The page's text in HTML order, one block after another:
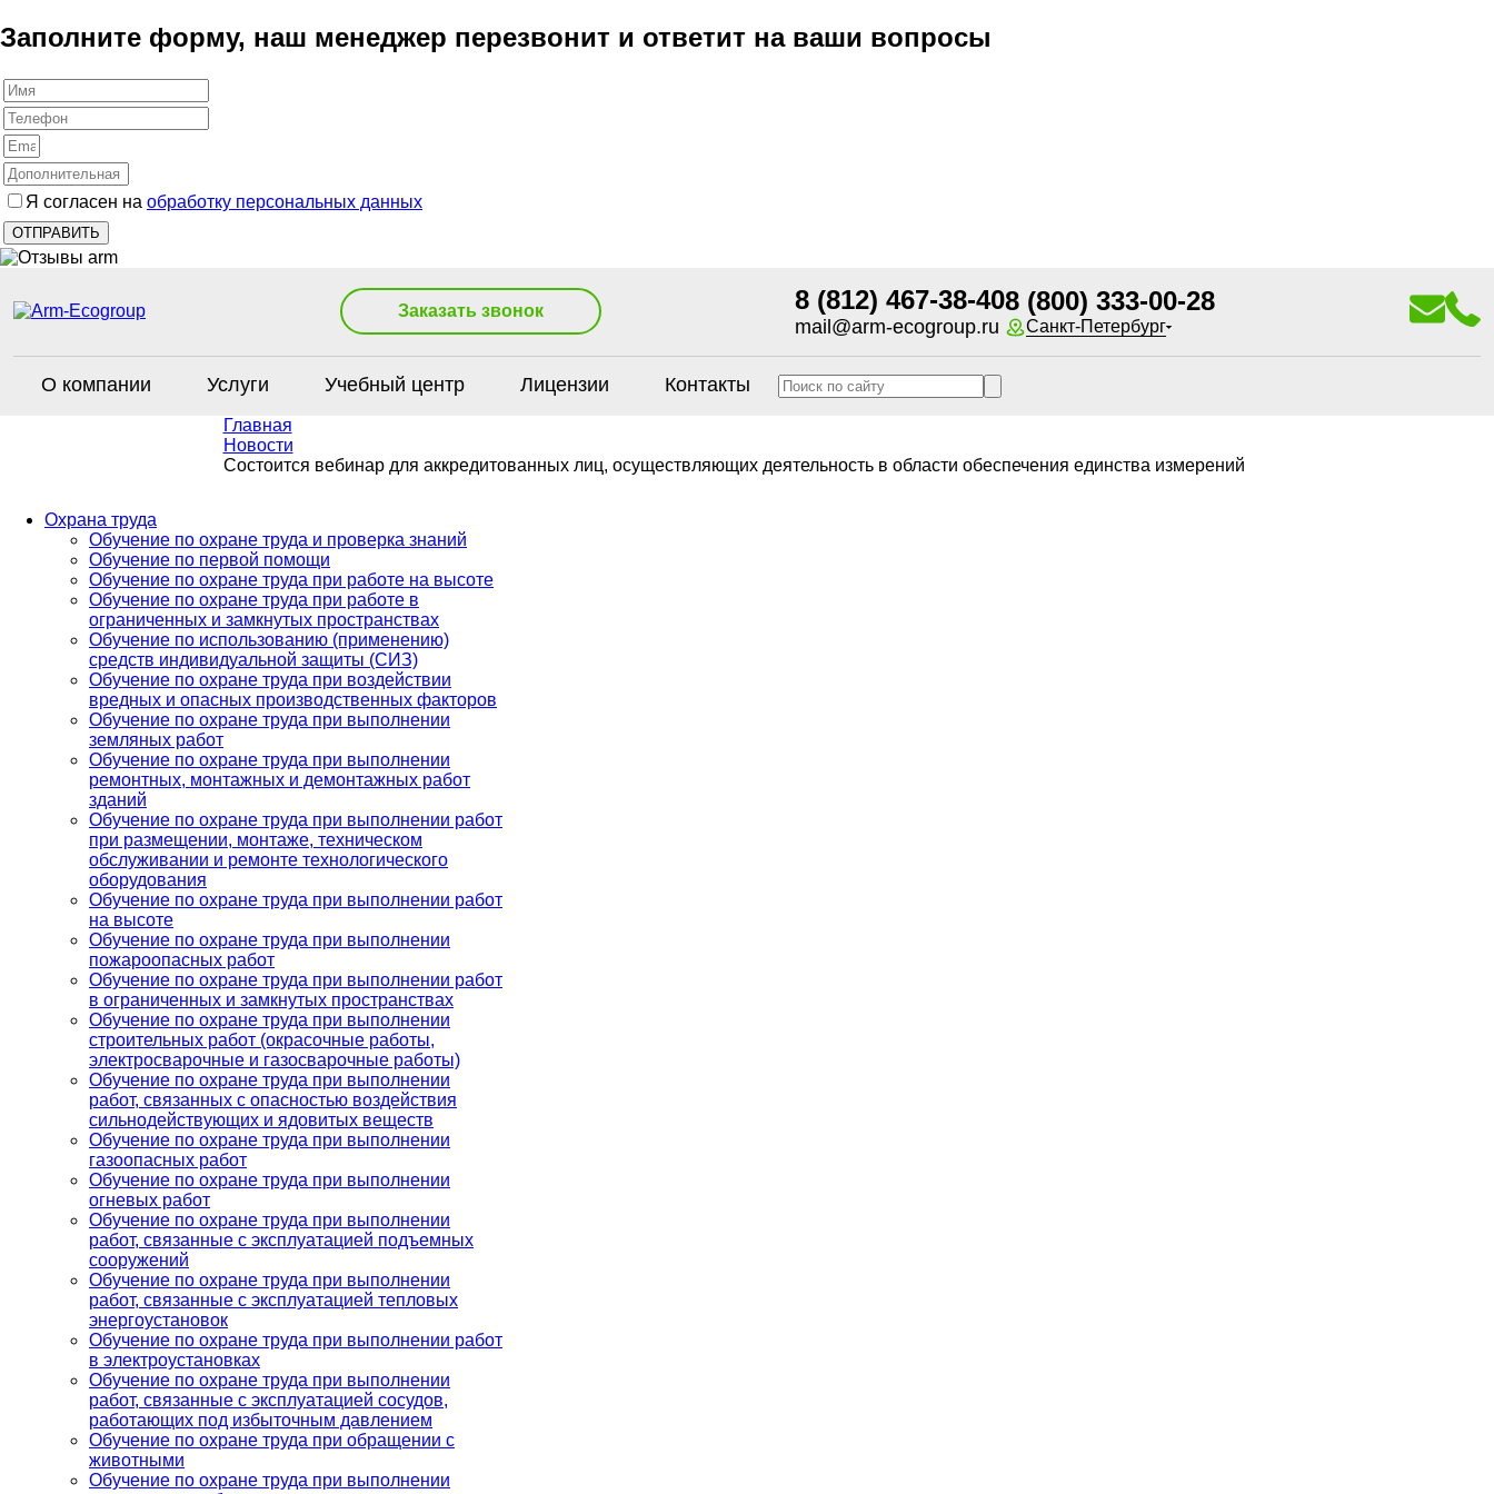
Заполните форму, наш менеджер перезвонит и ответит на ваши вопросы
Я согласен на обработку персональных данных
Заказать звонок 8 (812) 467-38-40
mail@arm-ecogroup.ru
8 (800) 333-00-28
Санкт-Петербург
О компании Услуги Учебный центр Лицензии Контакты
Главная
Новости
Состоится вебинар для аккредитованных лиц, осуществляющих деятельность в области обеспечения единства измерений
Охрана труда
Обучение по охране труда и проверка знаний
Обучение по первой помощи
Обучение по охране труда при работе на высоте
Обучение по охране труда при работе в
ограниченных и замкнутых пространствах
Обучение по использованию (применению)
средств индивидуальной защиты (СИЗ)
Обучение по охране труда при воздействии
вредных и опасных производственных факторов
Обучение по охране труда при выполнении
земляных работ
Обучение по охране труда при выполнении
ремонтных, монтажных и демонтажных работ
зданий
Обучение по охране труда при выполнении работ
при размещении, монтаже, техническом
обслуживании и ремонте технологического
оборудования
Обучение по охране труда при выполнении работ
на высоте
Обучение по охране труда при выполнении
пожароопасных работ
Обучение по охране труда при выполнении работ
в ограниченных и замкнутых пространствах
Обучение по охране труда при выполнении
строительных работ (окрасочные работы,
электросварочные и газосварочные работы)
Обучение по охране труда при выполнении
работ, связанных с опасностью воздействия
сильнодействующих и ядовитых веществ
Обучение по охране труда при выполнении
газоопасных работ
Обучение по охране труда при выполнении
огневых работ
Обучение по охране труда при выполнении
работ, связанные с эксплуатацией подъемных
сооружений
Обучение по охране труда при выполнении
работ, связанные с эксплуатацией тепловых
энергоустановок
Обучение по охране труда при выполнении работ
в электроустановках
Обучение по охране труда при выполнении
работ, связанные с эксплуатацией сосудов,
работающих под избыточным давлением
Обучение по охране труда при обращении с
животными
Обучение по охране труда при выполнении